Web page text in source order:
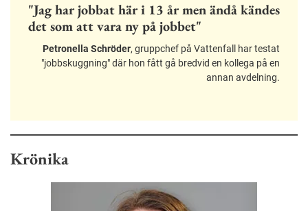
"Jag har jobbat här i 13 år men ändå kändes
det som att vara ny på jobbet"
Petronella Schröder, gruppchef på Vattenfall har testat
"jobbskuggning" där hon fått gå bredvid en kollega på en
annan avdelning.
Krönika